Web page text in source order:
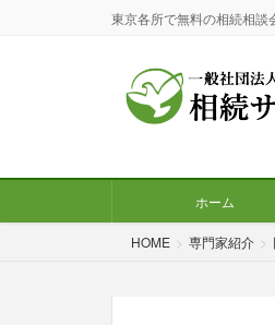
東京各所で無料の相続相談
ホーム
HOME 専門家紹介